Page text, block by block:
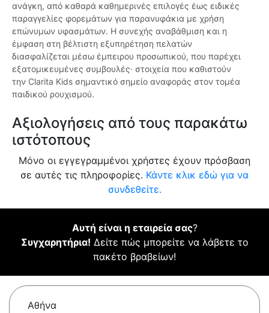
ανάγκη, από καθαρά καθημερινές επιλογές έως ειδικές
παραγγελίες φορεμάτων για παρανυφάκια με χρήση
επώνυμων υφασμάτων. Η συνεχής αναβάθμιση και η
έμφαση στη βέλτιστη εξυπηρέτηση πελατών
διασφαλίζεται μέσω έμπειρου προσωπικού, που παρέχει
εξατομικευμένες συμβουλές· στοιχεία που καθιστούν
την Clarita Kids σημαντικό σημείο αναφοράς στον τομέα
παιδικού ρουχισμού.
Αξιολογήσεις από τους παρακάτω
ιστότοπους
Μόνο οι εγγεγραμμένοι χρήστες έχουν πρόσβαση
σε αυτές τις πληροφορίες. Κάντε κλικ εδώ για να
συνδεθείτε.
Αυτή είναι η εταιρεία σας?
Συγχαρητήρια! Δείτε πώς μπορείτε να λάβετε το
πακέτο βραβείων!
Αθήνα